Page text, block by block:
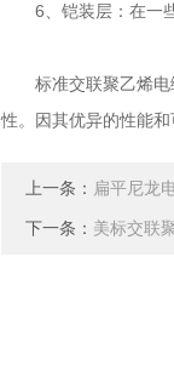
6、铠装层：在一些
标准交联聚乙烯电缆
性。因其优异的性能
上一条： 扁平尼龙
下一条： 美标交联